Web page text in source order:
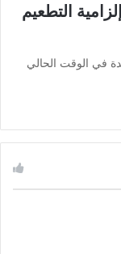
التطعيم
في الوقت الحالي